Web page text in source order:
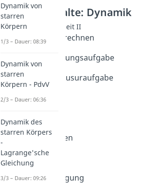
Weitere Inhalte: Dynamik
Rotation und Trägheit II
Drehmoment berechnen
Drehmoment Übungsaufgabe
Dauer: 04:21
Drehmoment Klausuraufgabe
Dauer: 06:50
Drehimpuls
Drallsatz
Dauer: 09:01
Drallsatz Aufgaben
Drehmoment
Dauer: 04:22
Radialbeschleunigung
Dynamik von
starren
Körpern
1/3 – Dauer: 08:39
Dynamik von
starren
Körpern - PdvV
2/3 – Dauer: 06:36
Dynamik des
starren Körpers
-
Lagrange'sche
Gleichung
3/3 – Dauer: 09:26